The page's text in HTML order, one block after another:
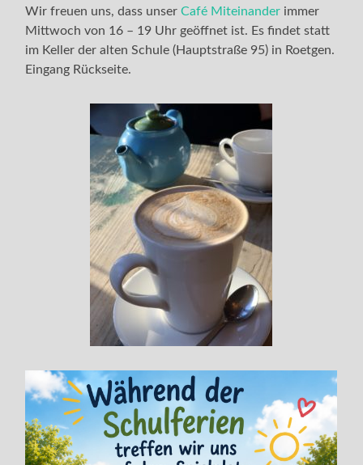
Wir freuen uns, dass unserCafé Miteinander immer
Mittwoch von 16 – 19 Uhr geöffnet ist. Es findet statt
im Keller der alten Schule (Hauptstraße 95) in Roetgen.
Eingang Rückseite.